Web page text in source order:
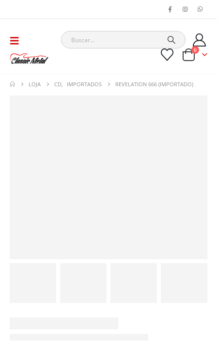
0
LOJA CD IMPORTADOS REVELATION 666 (IMPORTADO)